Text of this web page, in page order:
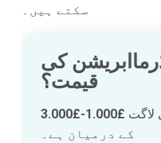
سکتے ہیں۔
کی
قیمت؟
لاگت £1.000-£3.000
کے درمیان ہے۔